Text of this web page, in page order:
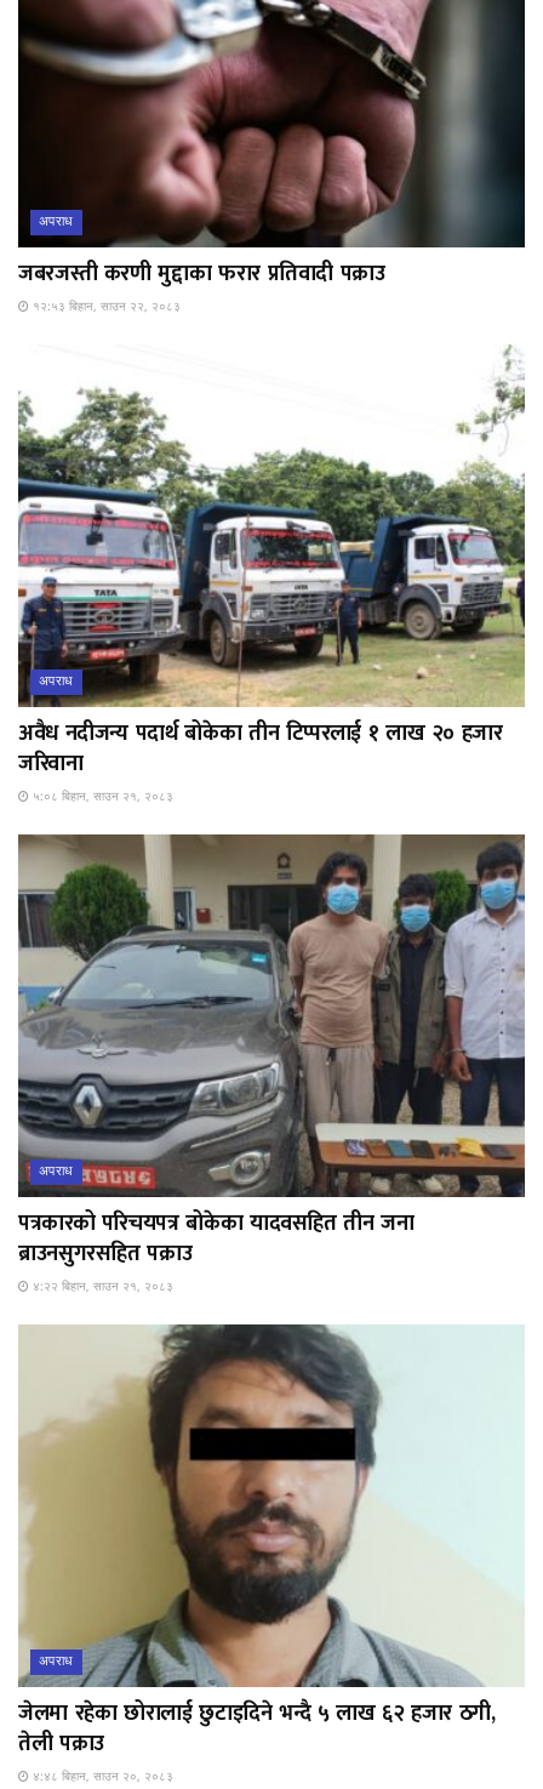
अपराध
जबरजस्ती करणी मुद्दाका फरार प्रतिवादी पक्राउ
१२:५३ बिहान, साउन २२, २०८३
अपराध
अवैध नदीजन्य पदार्थ बोकेका तीन टिप्परलाई १ लाख २० हजार
जरिवाना
५:०८ बिहान, साउन २१, २०८३
अपराध
पत्रकारको परिचयपत्र बोकेका यादवसहित तीन जना
ब्राउनसुगरसहित पक्राउ
४:२२ बिहान, साउन २१, २०८३
अपराध
जेलमा रहेका छोरालाई छुटाइदिने भन्दै ५ लाख ६२ हजार ठगी,
तेली पक्राउ
४:४८ बिहान, साउन २०, २०८३